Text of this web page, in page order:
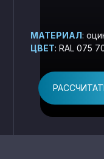
МАТЕРИАЛ:
ЦВЕТ: RAL 075